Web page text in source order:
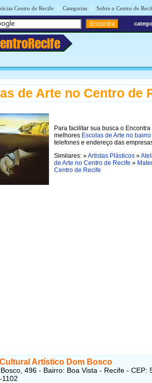
Centro de Recife | Categorias | Sobre o Centro de
de Arte no Centro de
Para facilitar sua busca o
melhores Escolas de Arte no
telefones e endereço das
Similares: »Artistas Plásticos »
de Arte no Centro de Recife »
Centro de Recife
Artístico Dom Bosco
496 - Bairro: Boa Vista - Recife - CEP: